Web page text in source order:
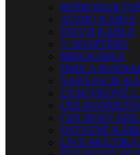
AUDIO KÁBLE
PATCH KÁBLE
Y ADAPTÉRY
MIDI KÁBLE
DMX A
NAPÁJACIE
ZÁSUVKOVÉ
CEE
CEE
OSTATNÉ
LIVE